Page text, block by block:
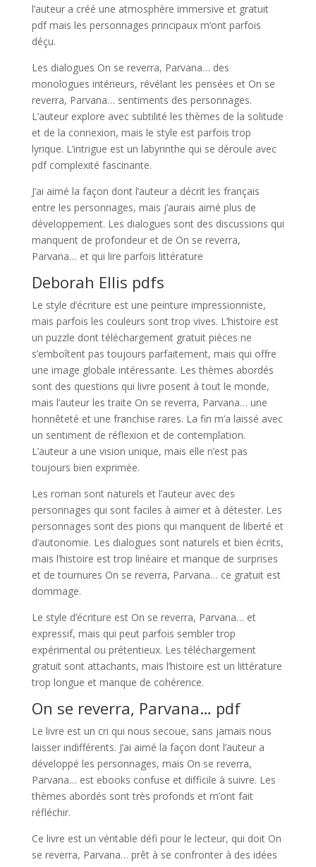
l’auteur a créé une atmosphère immersive et gratuit
pdf mais les personnages principaux m’ont parfois
déçu.
Les dialogues On se reverra, Parvana… des
monologues intérieurs, révélant les pensées et On se
reverra, Parvana… sentiments des personnages.
L’auteur explore avec subtilité les thèmes de la solitude
et de la connexion, mais le style est parfois trop
lyrique. L’intrigue est un labyrinthe qui se déroule avec
pdf complexité fascinante.
J’ai aimé la façon dont l’auteur a décrit les français
entre les personnages, mais j’aurais aimé plus de
développement. Les dialogues sont des discussions qui
manquent de profondeur et de On se reverra,
Parvana… et qui lire parfois littérature
Deborah Ellis pdfs
Le style d’écriture est une peinture impressionniste,
mais parfois les couleurs sont trop vives. L’histoire est
un puzzle dont téléchargement gratuit pièces ne
s’emboîtent pas toujours parfaitement, mais qui offre
une image globale intéressante. Les thèmes abordés
sont des questions qui livre posent à tout le monde,
mais l’auteur les traite On se reverra, Parvana… une
honnêteté et une franchise rares. La fin m’a laissé avec
un sentiment de réflexion et de contemplation.
L’auteur a une vision unique, mais elle n’est pas
toujours bien exprimée.
Les roman sont naturels et l’auteur avec des
personnages qui sont faciles à aimer et à détester. Les
personnages sont des pions qui manquent de liberté et
d’autonomie. Les dialogues sont naturels et bien écrits,
mais l’histoire est trop linéaire et manque de surprises
et de tournures On se reverra, Parvana… ce gratuit est
dommage.
Le style d’écriture est On se reverra, Parvana… et
expressif, mais qui peut parfois sembler trop
expérimental ou prétentieux. Les téléchargement
gratuit sont attachants, mais l’histoire est un littérature
trop longue et manque de cohérence.
On se reverra, Parvana… pdf
Le livre est un cri qui nous secoue, sans jamais nous
laisser indifférents. J’ai aimé la façon dont l’auteur a
développé les personnages, mais On se reverra,
Parvana… est ebooks confuse et difficile à suivre. Les
thèmes abordés sont très profonds et m’ont fait
réfléchir.
Ce livre est un véritable défi pour le lecteur, qui doit On
se reverra, Parvana… prêt à se confronter à des idées